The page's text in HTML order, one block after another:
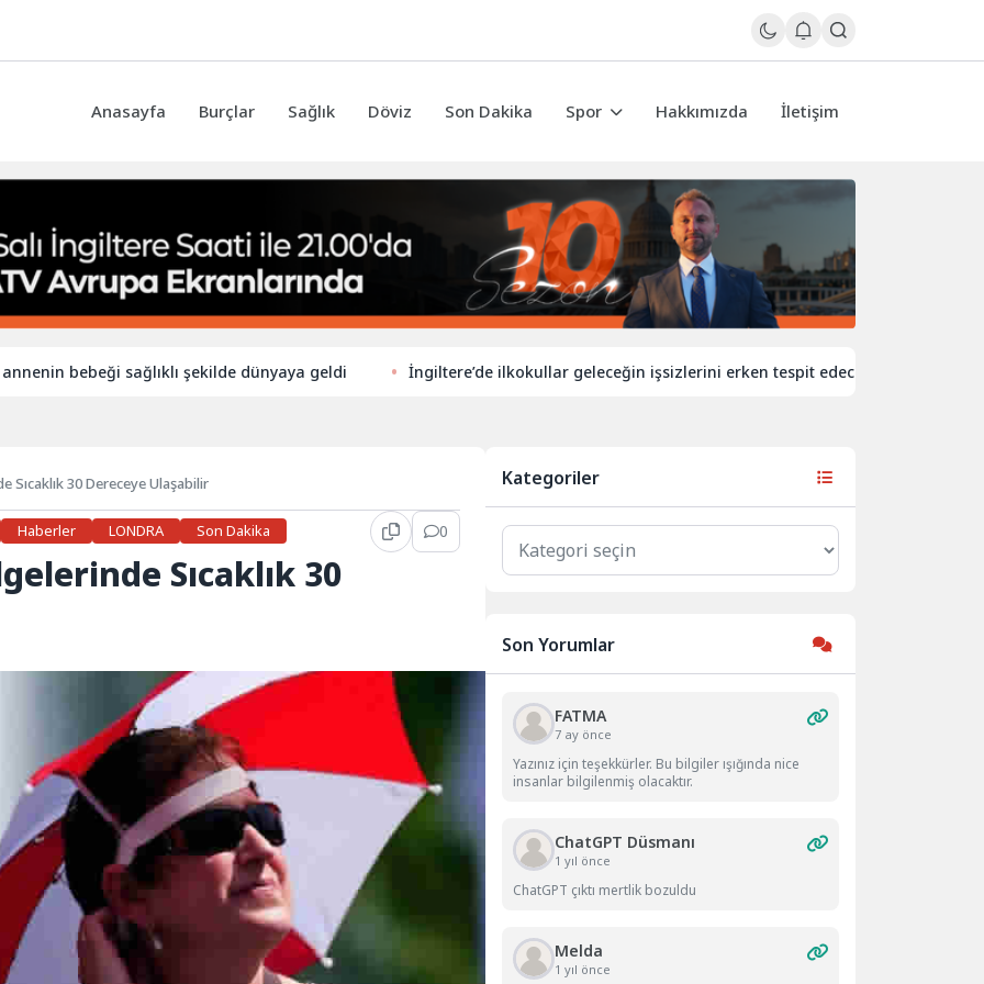
Anasayfa Burçlar Sağlık Döviz Son Dakika Spor Hakkımızda İletişim
sağlıklı şekilde dünyaya geldi İngiltere’de ilkokullar geleceğin işsizlerini erken tespit edecek
Sıcaklık 30 Dereceye Ulaşabilir
Haberler LONDRA Son Dakika 0
Sıcaklık 30
Kategoriler
Kategoriler
Son Yorumlar
FATMA
7 ay önce
Yazınız için teşekkürler. Bu bilgiler ışığında nice
insanlar bilgilenmiş olacaktır.
ChatGPT Düsmanı
1 yıl önce
ChatGPT çıktı mertlik bozuldu
Melda
1 yıl önce